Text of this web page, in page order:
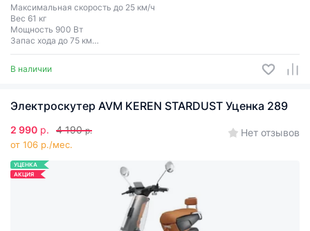
Максимальная скорость до 25 км/ч
Вес 61 кг
Мощность 900 Вт
Запас хода до 75 км
Грузоподъёмность до 150 кг
В наличии
Электроскутер AVM KEREN STARDUST Уценка 289
2 990 р. 4 190 р.
от 106 р./мес.
Нет отзывов
УЦЕНКА
АКЦИЯ